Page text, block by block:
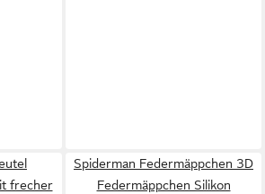
frecher
Spiderman Federmäppchen 3D
Federmäppchen Silikon